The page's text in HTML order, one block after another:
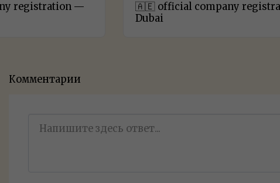
registration —
🇦🇪 official company
Dubai
Комментарии